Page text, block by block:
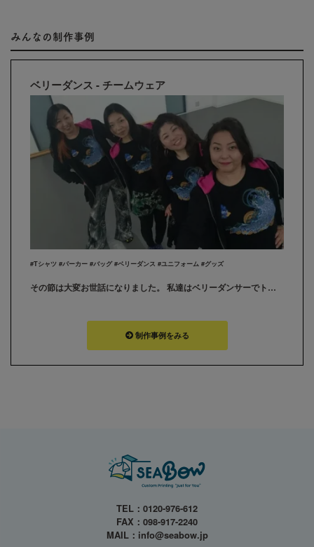
みんなの制作事例
ベリーダンス - チームウェア
#Tシャツ #パーカー #バッグ #ベリーダンス #ユニフォーム #グッズ
その節は大変お世話になりました。 私達はベリーダンサーでトライバルユニット『BOMBA!!!』と言います。 年末忙しい時期に注文したのにも関わらず、年内に納品して頂きありがとうございました。とても素敵なグッズに仕上がり大満足です！ また機会がありましたら、よろしくお願いいたします
制作事例をみる
TEL： 0120-976-612
FAX：098-917-2240
MAIL： info@seabow.jp